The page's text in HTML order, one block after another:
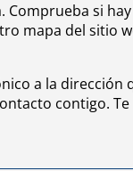
Comprueba si hay
mapa del sitio
a la dirección
contigo. Te